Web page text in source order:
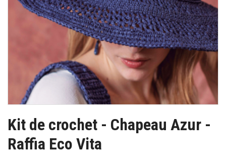
Kit de crochet - Chapeau Azur -
Raffia Eco Vita